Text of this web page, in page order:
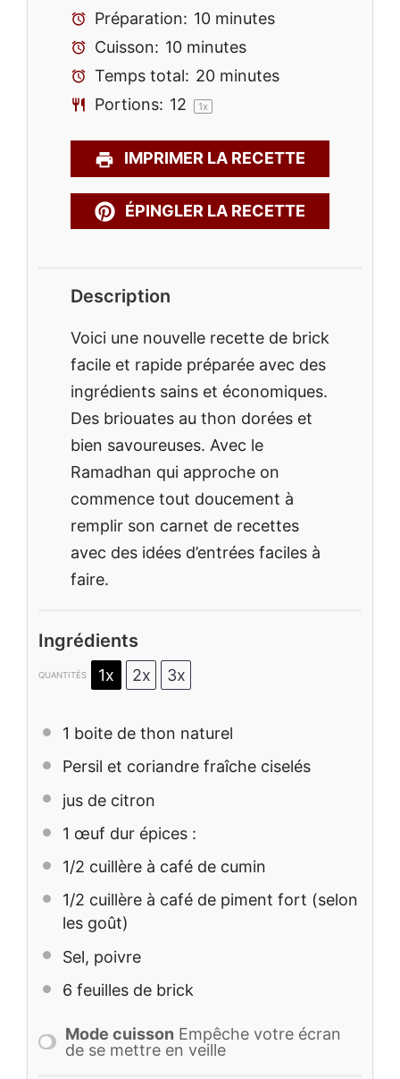
Préparation: 10 minutes
Cuisson: 10 minutes
Temps total: 20 minutes
Portions: 12 1x
IMPRIMER LA RECETTE
ÉPINGLER LA RECETTE
Description
Voici une nouvelle recette de brick
facile et rapide préparée avec des
ingrédients sains et économiques.
Des briouates au thon dorées et
bien savoureuses. Avec le
Ramadhan qui approche on
commence tout doucement à
remplir son carnet de recettes
avec des idées d’entrées faciles à
faire.
Ingrédients
QUANTITÉS 1x 2x 3x
1 boite de thon naturel
Persil et coriandre fraîche ciselés
jus de citron
1 œuf dur épices :
1/2 cuillère à café de cumin
1/2 cuillère à café de piment fort (selon
les goût)
Sel, poivre
6 feuilles de brick
Mode cuisson Empêche votre écran
de se mettre en veille